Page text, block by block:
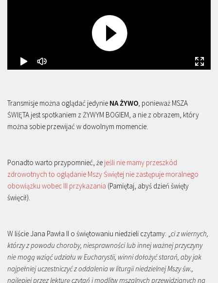
Transmisje można oglądać jedynie NA ŻYWO, ponieważ MSZA
ŚWIĘTA jest spotkaniem z ŻYWYM BOGIEM, a nie z obrazem, który
można sobie przewijać w dowolnym momencie.
Ponadto warto przypomnieć, że jeśli nie mamy przeszkód
zdrowotnych to oglądanie Mszy Świętej nie zastępuje moralnego
obowiązku wobec III przykazania (Pamiętaj, abyś dzień święty
święcił).
W liście Jana Pawła II o świętowaniu niedzieli czytamy: „ci z wiernych,
którzy z powodu choroby, niesprawności lub innej ważnej przyczyny
nie mogą wziąć udziału w Eucharystii, winni dołożyć starań, aby jak
najpełniej uczestniczyć z oddalenia w liturgii niedzielnej Mszy św.,
najlepiej przez lekturę czytań i modlitw mszalnych przewidzianych na